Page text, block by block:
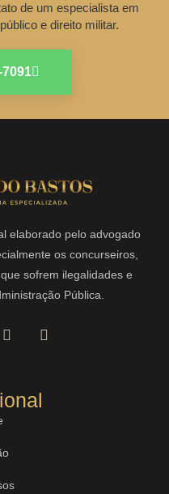
de um especialista em
e direito militar.
7091
elaborado pelo advogado
os concurseiros,
sofrem ilegalidades e
Pública.